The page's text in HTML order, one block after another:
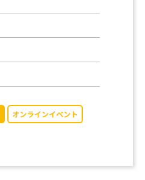
オンラインイベント